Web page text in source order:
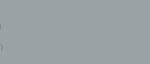
von Cookies kann den Nutzern
nutzerfreundlichere Services
ohne die Cookie-Setzung nicht